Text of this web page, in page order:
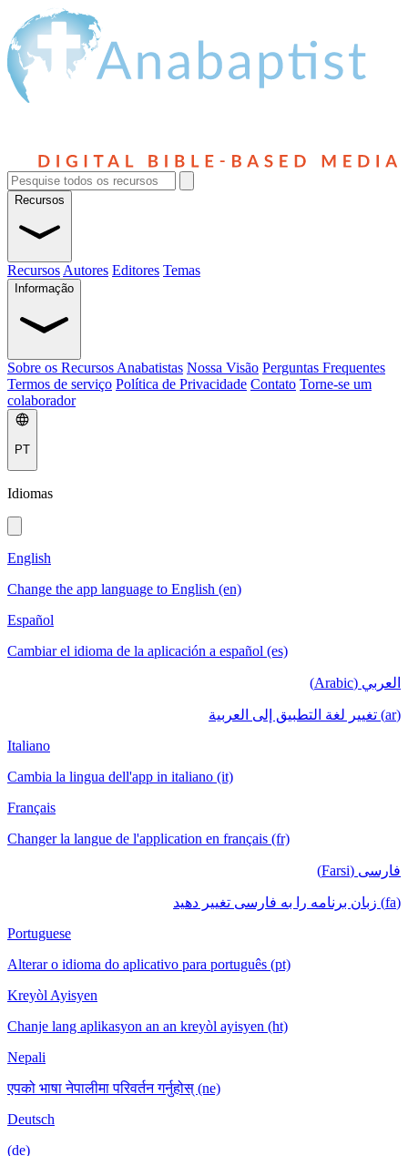
Recursos
Recursos Autores Editores Temas
Informação
Sobre os Recursos Anabatistas Nossa Visão Perguntas Frequentes
Termos de serviço Política de Privacidade Contato Torne-se um
colaborador
PT
Idiomas
English
Change the app language to English (en)
Español
Cambiar el idioma de la aplicación a español (es)
العربي (Arabic)
(ar) تغيير لغة التطبيق إلى العربية
Italiano
Cambia la lingua dell'app in italiano (it)
Français
Changer la langue de l'application en français (fr)
فارسی (Farsi)
(fa) زبان برنامه را به فارسی تغییر دهید
Portuguese
Alterar o idioma do aplicativo para português (pt)
Kreyòl Ayisyen
Chanje lang aplikasyon an an kreyòl ayisyen (ht)
Nepali
एपको भाषा नेपालीमा परिवर्तन गर्नुहोस् (ne)
Deutsch
(de)